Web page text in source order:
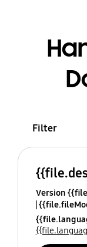
Filter
Version